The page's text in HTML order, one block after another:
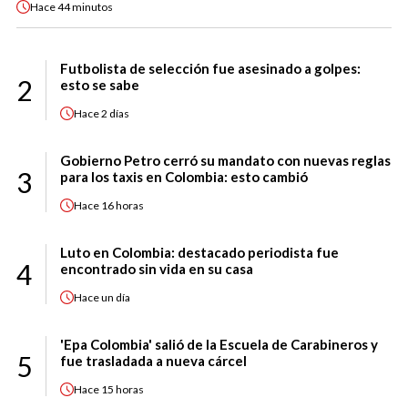
Hace44 minutos
2
Futbolista de selección fue asesinado a golpes:
esto se sabe
Hace2 días
3
Gobierno Petro cerró su mandato con nuevas reglas
para los taxis en Colombia: esto cambió
Hace 16 horas
4
Luto en Colombia: destacado periodista fue
encontrado sin vida en su casa
Haceun día
5
'Epa Colombia' salió de la Escuela de Carabineros y
fue trasladada a nueva cárcel
Hace 15 horas